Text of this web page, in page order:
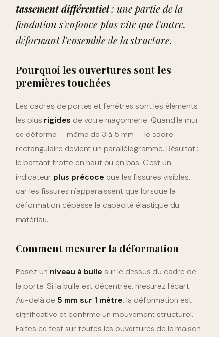
tassement différentiel: une partie de la
fondation s'enfonce plus vite que l'autre,
déformant l'ensemble de la structure.
Pourquoi les ouvertures sont les
premières touchées
Les cadres de portes et fenêtres sont les éléments
les plus rigides de votre maçonnerie. Quand le mur
se déforme — même de 3 à 5 mm — le cadre
rectangulaire devient un parallélogramme. Résultat :
le battant frotte en haut ou en bas. C'est un
indicateur plus précoce que les fissures visibles,
car les fissures n'apparaissent que lorsque la
déformation dépasse la capacité élastique du
matériau.
Comment mesurer la déformation
Posez un niveau à bulle sur le dessus du cadre de
la porte. Si la bulle est décentrée, mesurez l'écart.
Au-delà de 5 mm sur 1 mètre, la déformation est
significative et confirme un mouvement structurel.
Faites ce test sur toutes les ouvertures de la maison